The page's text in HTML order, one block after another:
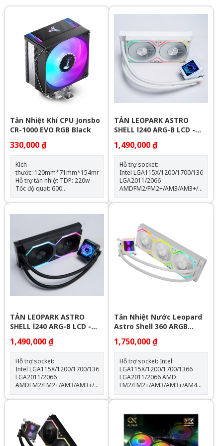
Tản Nhiệt Khí CPU Jonsbo
CR-1000 EVO RGB Black
330,000 ₫
Kích
thước: 120mm*71mm*154mm
Hỗ trợ tản nhiệt TDP: 220w
Tốc độ quạt: 600
-1500RPM(±10%) Hỗ trợ
Socket LGA 1700 & AM5
Trang bị 4 ống đồng dẫn
nhiệt Quạt tản nhiệt: 120mm
TẢN LEOPARK ASTRO
SHELL l240 ARG-B LCD -
1,490,000 ₫
Hỗ trợ socket:
Intel LGA115X/1200/1700/1366
LGA2011/2066
AMDFM2/FM2+/AM3/AM3+/AM4/
Thông số kỹ thuật: Kích thước
quạt: 120*120*25mm Tốc độ
thọ quạt: 40.000 giờ Độ ồn:
31.5dBA Vòng bi: Hydraulic
Tuổi thọ máy bơm: 30.000 giờ
độ ồn: 30dBA tốc độ bơm:
2400 +- 10%
TẢN LEOPARK ASTRO
SHELL l240 ARG-B LCD -
1,490,000 ₫
Hỗ trợ socket:
Intel LGA115X/1200/1700/1366
LGA2011/2066
AMDFM2/FM2+/AM3/AM3+/AM4/AM5
Thông số kỹ thuật: Kích thước
quạt: 120*120*25mm Tốc độ
Lưu lượng gió: 64.3CFM Tuổi
thọ quạt: 40.000 giờ Độ ồn:
31.5dBA Vòng bi: Hydraulic
Tuổi thọ máy bơm: 30.000 giờ
Tản Nhiệt Nước Leopard
Astro Shell 360 ARGB
Digital LCD - White
1,750,000 ₫
Hỗ trợ socket: Intel:
LGA115X/1200/1700/1366
LGA2011/2066 AMD:
FM2/FM2+/AM3/AM3+/AM4/AM5
Kích thước khối rad:
397*120*60.5mm Kích thước
quạt: 600-2000RPM +-10%
Lưu lượng gió: 64.3CFM Tuổi
thọ quạt: 40.000 giờ Độ ồn:
31.5dBA Vòng bi: Hydraulic